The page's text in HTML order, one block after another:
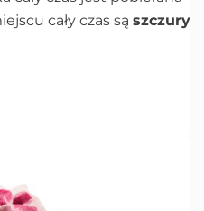
cały czas są szczury